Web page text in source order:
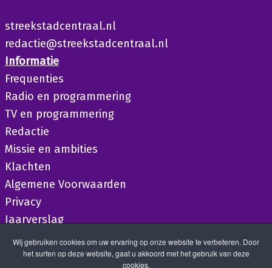
streekstadcentraal.nl
redactie@streekstadcentraal.nl
Informatie
Frequenties
Radio en programmering
TV en programmering
Redactie
Missie en ambities
Klachten
Algemene Voorwaarden
Privacy
Jaarverslag
Wij gebruiken cookies om uw ervaring op onze website te verbeteren. Door
het surfen op deze website, gaat u akkoord met het gebruik van deze
cookies.